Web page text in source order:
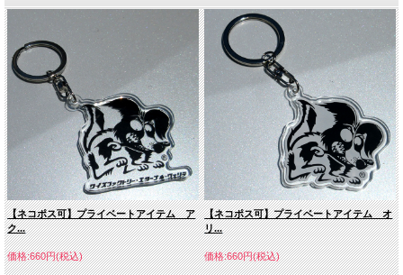
【ネコポス可】プライベートアイテム ア
ク...
価格:660円(税込)
【ネコポス可】プライベートアイテム オ
リ...
価格:660円(税込)